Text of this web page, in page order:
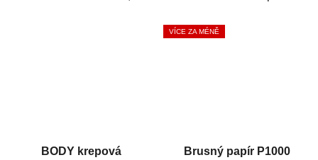
vrchních...
BODY krepová
VÍCE ZA MÉNĚ
Brusný papír P1000